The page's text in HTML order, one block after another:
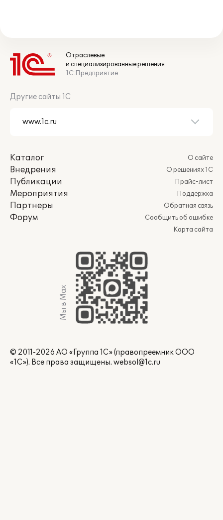
Отраслевые
и специализированные решения
1С:Предприятие
Другие сайты 1С
Каталог
Внедрения
Публикации
Мероприятия
Партнеры
Форум
О сайте
О решениях 1С
Прайс-лист
Поддержка
Обратная связь
Сообщить об ошибке
Карта сайта
Мы в Max
© 2011-2026 АО «Группа 1С» (правопреемник ООО
«1С»). Все права защищены. websol@1c.ru